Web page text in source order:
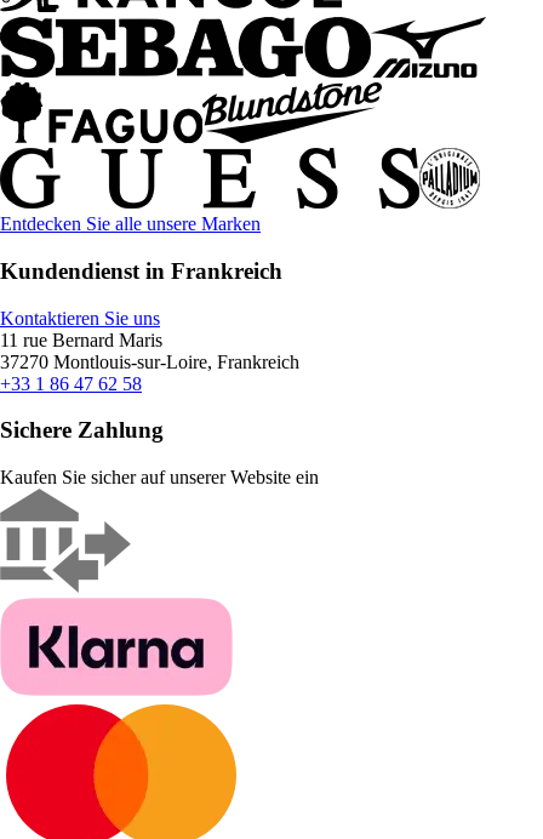
Entdecken Sie alle unsere Marken
Kundendienst in Frankreich
Kontaktieren Sie uns
11 rue Bernard Maris
37270 Montlouis-sur-Loire, Frankreich
+33 1 86 47 62 58
Sichere Zahlung
Kaufen Sie sicher auf unserer Website ein